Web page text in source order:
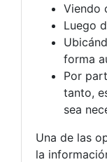
Viendo
Luego
forma
Por
tanto,
sea
Una de las
la